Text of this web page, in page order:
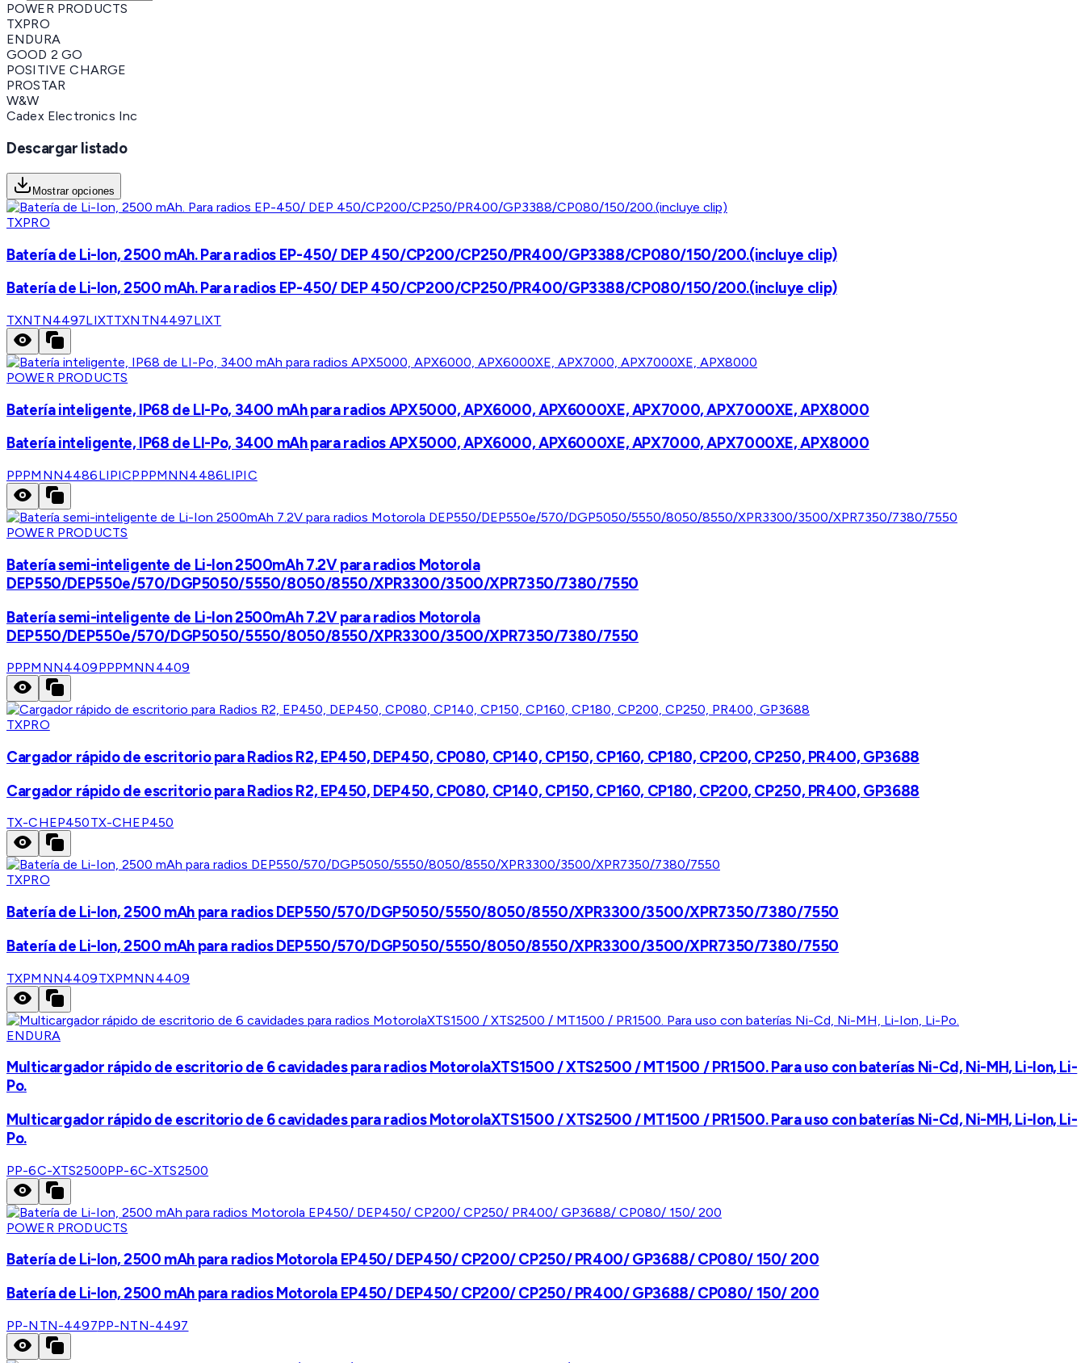
POWER PRODUCTS
TXPRO
ENDURA
GOOD 2 GO
POSITIVE CHARGE
PROSTAR
W&W
Cadex Electronics Inc
Descargar listado
Mostrar opciones
TXPRO
Batería de Li-Ion, 2500 mAh. Para radios EP-450/ DEP 450/CP200/CP250/PR400/GP3388/CP080/150/200.(incluye clip)
Batería de Li-Ion, 2500 mAh. Para radios EP-450/ DEP 450/CP200/CP250/PR400/GP3388/CP080/150/200.(incluye clip)
TXNTN4497LIXTTXNTN4497LIXT
POWER PRODUCTS
Batería inteligente, IP68 de LI-Po, 3400 mAh para radios APX5000, APX6000, APX6000XE, APX7000, APX7000XE, APX8000
Batería inteligente, IP68 de LI-Po, 3400 mAh para radios APX5000, APX6000, APX6000XE, APX7000, APX7000XE, APX8000
PPPMNN4486LIPICPPPMNN4486LIPIC
POWER PRODUCTS
Batería semi-inteligente de Li-Ion 2500mAh 7.2V para radios Motorola
DEP550/DEP550e/570/DGP5050/5550/8050/8550/XPR3300/3500/XPR7350/7380/7550
Batería semi-inteligente de Li-Ion 2500mAh 7.2V para radios Motorola
DEP550/DEP550e/570/DGP5050/5550/8050/8550/XPR3300/3500/XPR7350/7380/7550
PPPMNN4409PPPMNN4409
TXPRO
Cargador rápido de escritorio para Radios R2, EP450, DEP450, CP080, CP140, CP150, CP160, CP180, CP200, CP250, PR400, GP3688
Cargador rápido de escritorio para Radios R2, EP450, DEP450, CP080, CP140, CP150, CP160, CP180, CP200, CP250, PR400, GP3688
TX-CHEP450TX-CHEP450
TXPRO
Batería de Li-Ion, 2500 mAh para radios DEP550/570/DGP5050/5550/8050/8550/XPR3300/3500/XPR7350/7380/7550
Batería de Li-Ion, 2500 mAh para radios DEP550/570/DGP5050/5550/8050/8550/XPR3300/3500/XPR7350/7380/7550
TXPMNN4409TXPMNN4409
ENDURA
Multicargador rápido de escritorio de 6 cavidades para radios MotorolaXTS1500 / XTS2500 / MT1500 / PR1500. Para uso con baterías Ni-Cd, Ni-MH, Li-Ion, Li-
Po.
Multicargador rápido de escritorio de 6 cavidades para radios MotorolaXTS1500 / XTS2500 / MT1500 / PR1500. Para uso con baterías Ni-Cd, Ni-MH, Li-Ion, Li-
Po.
PP-6C-XTS2500PP-6C-XTS2500
POWER PRODUCTS
Batería de Li-Ion, 2500 mAh para radios Motorola EP450/ DEP450/ CP200/ CP250/ PR400/ GP3688/ CP080/ 150/ 200
Batería de Li-Ion, 2500 mAh para radios Motorola EP450/ DEP450/ CP200/ CP250/ PR400/ GP3688/ CP080/ 150/ 200
PP-NTN-4497PP-NTN-4497